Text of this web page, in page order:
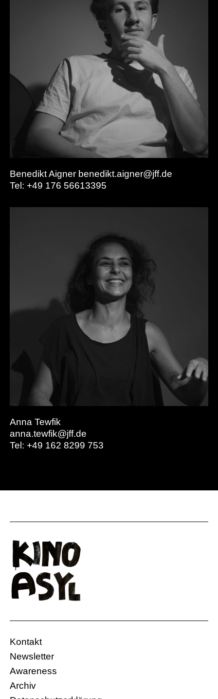
Benedikt Aigner benedikt.aigner@jff.de
Tel: +49 176 56613395
Anna Tewfik
anna.tewfik@jff.de
Tel: +49 162 8299 753
Kontakt
Newsletter
Awareness
Archiv